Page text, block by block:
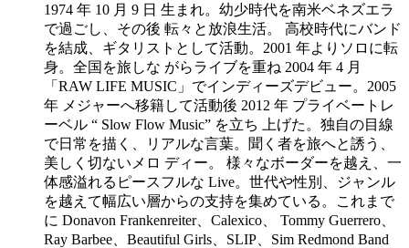
1974 年 10 月 9 日 生まれ。幼少時代を南米ベネズエラ
で過ごし、その後 転々と放浪生活。 高校時代にバンド
を結成、ギタリストとして活動。2001 年よりソロに転
身。全国を旅しな がらライブを重ね 2004 年 4 月
「RAW LIFE MUSIC」でインディーズデビュー。2005
年 メジャーへ移籍して活動後 2012 年 プライベートレ
ーベル “ Slow Flow Music” を立ち 上げた。独自の目線
で日常を描く、リアルな言葉。聞く者を旅へと誘う、
美しく切ないメロ ディー。 様々なボーダーを越え、一
体感溢れるピースフルな Live。世代や性別、ジャンル
を越えて幅広い層からの支持を集めている。これまで
に Donavon Frankenreiter、Calexico、 Tommy Guerrero、
Ray Barbee、Beautiful Girls、SLIP、Sim Redmond Band